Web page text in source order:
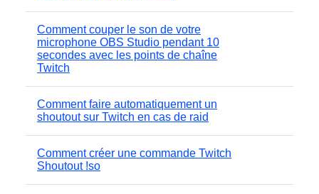
Comment couper le son de votre
microphone OBS Studio pendant 10
secondes avec les points de chaîne
Twitch
Comment faire automatiquement un
shoutout sur Twitch en cas de raid
Comment créer une commande Twitch
Shoutout !so